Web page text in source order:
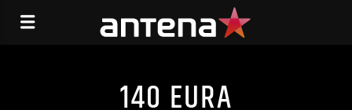
140 EURA